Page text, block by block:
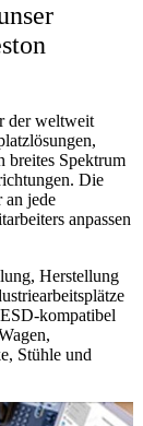
der weltweit
breites Spektrum
Die
an jede
anpassen
Herstellung
kompatibel
Stühle und